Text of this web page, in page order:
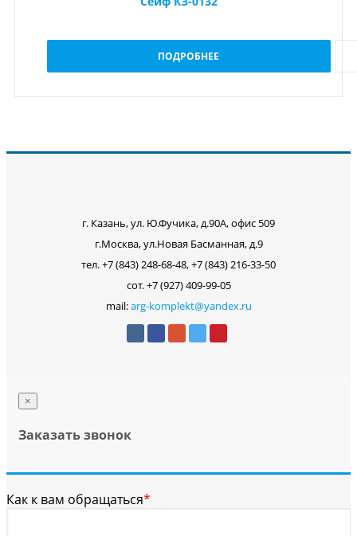
ПОДРОБНЕЕ
г. Казань, ул. Ю.Фучика, д.90А, офис 509
г.Москва, ул.Новая Басманная, д.9
тел. +7 (843) 248-68-48, +7 (843) 216-33-50
сот. +7 (927) 409-99-05
mail:arg-komplekt@yandex.ru
×
Заказать звонок
Как к вам обращаться*